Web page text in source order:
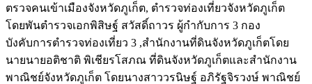
ตรวจคนเข้าเมืองจังหวัดภูเก็ต, ตำรวจท่องเที่ยวจังหวัดภูเก็ต
โดยพันตำรวจเอกพิสิษฐ์ สวัสดิ์ถาวร ผู้กำกับการ 3 กอง
บังคับการตำรวจท่องเที่ยว 3 ,สำนักงานที่ดินจังหวัดภูเก็ตโดย
นายนายอติชาติ พิเชียรโสภณ ที่ดินจังหวัดภูเก็ตและสำนักงาน
พาณิชย์จังหวัดภูเก็ต โดยนางสาววรนิษฐ์ อภิรัฐจิรวงษ์ พาณิชย์